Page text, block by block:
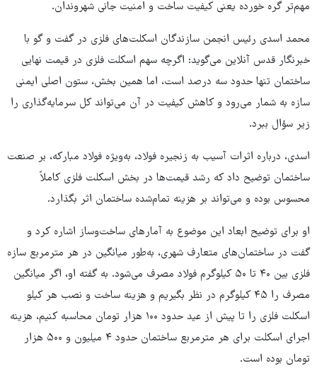
مهم‌تر گره خورده یعنی کیفیت ساخت و امنیت جانی شهروندان.
محمد اسدی رئیس انجمن سازندگان اسکلت‌های فلزی در گفت و گو با
خبرنگار قدس آنلاین می‌گوید: اگرچه سهم اسکلت فلزی در قیمت نهایی
ساختمان تنها حدود سه درصد است، اما همین بخش، ستون اصلی ایمنی
سازه به شمار می‌رود و کاهش کیفیت در آن می‌تواند کل سرمایه‌گذاری را
زیر سؤال ببرد.
اسدی، درباره اثرات آسیب به زنجیره فولاد، به‌ویژه فولاد مبارکه، بر صنعت
ساختمان توضیح داد که رشد قیمت‌ها در بخش اسکلت فلزی کاملاً
محسوس بوده و می‌تواند بر هزینه تمام‌شده ساختمان اثر بگذارد.
او برای توضیح ابعاد این موضوع به آمارهای ساخت‌وساز اشاره کرد و
گفت در ساختمان‌های متعارف شهری، به‌طور میانگین در هر مترمربع سازه
فلزی بین ۴۰ تا ۵۰ کیلوگرم فولاد مصرف می‌شود. به گفته او، اگر میانگین
مصرف را ۴۵ کیلوگرم در نظر بگیریم و هزینه ساخت و نصب هر کیلو
اسکلت فلزی را تا پیش از عید حدود ۱۰۰ هزار تومان محاسبه کنیم، هزینه
اجرای اسکلت برای هر مترمربع ساختمان حدود ۴ میلیون و ۵۰۰ هزار
تومان بوده است.